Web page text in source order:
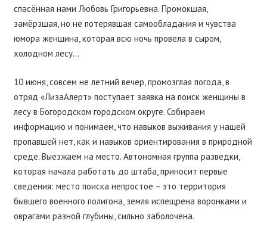
спасённая нами Любовь Григорьевна. Промокшая,
замёрзшая, но не потерявшая самообладания и чувства
юмора женщина, которая всю ночь провела в сыром,
холодном лесу…
10 июня, совсем не летний вечер, промозглая погода, в
отряд «ЛизаАлерт» поступает заявка на поиск женщины в
лесу в Богородском городском округе. Собираем
информацию и понимаем, что навыков выживания у нашей
пропавшей нет, как и навыков ориентирования в природной
среде. Выезжаем на место. Автономная группа разведки,
которая начала работать до штаба, приносит первые
сведения: место поиска непростое – это территория
бывшего военного полигона, земля испещрена воронками и
оврагами разной глубины, сильно заболочена.